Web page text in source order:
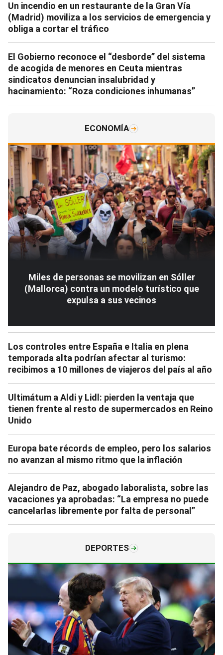
Un incendio en un restaurante de la Gran Vía
(Madrid) moviliza a los servicios de emergencia y
obliga a cortar el tráfico
El Gobierno reconoce el “desborde” del sistema
de acogida de menores en Ceuta mientras
sindicatos denuncian insalubridad y
hacinamiento: “Roza condiciones inhumanas”
ECONOMÍA
Miles de personas se movilizan en Sóller
(Mallorca) contra un modelo turístico que
expulsa a sus vecinos
Los controles entre España e Italia en plena
temporada alta podrían afectar al turismo:
recibimos a 10 millones de viajeros del país al año
Ultimátum a Aldi y Lidl: pierden la ventaja que
tienen frente al resto de supermercados en Reino
Unido
Europa bate récords de empleo, pero los salarios
no avanzan al mismo ritmo que la inflación
Alejandro de Paz, abogado laboralista, sobre las
vacaciones ya aprobadas: “La empresa no puede
cancelarlas libremente por falta de personal”
DEPORTES